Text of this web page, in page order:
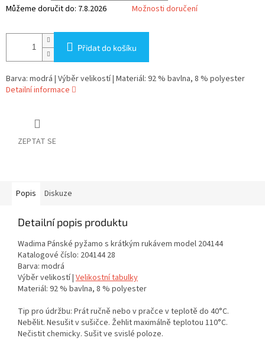
Můžeme doručit do: 7.8.2026 Možnosti doručení
Přidat do košíku
Barva: modrá | Výběr velikostí | Materiál: 92 % bavlna, 8 % polyester
Detailní informace
ZEPTAT SE
Popis Diskuze
Detailní popis produktu
Wadima Pánské pyžamo s krátkým rukávem model 204144
Katalogové číslo: 204144 28
Barva: modrá
Výběr velikostí | Velikostní tabulky
Materiál: 92 % bavlna, 8 % polyester
Tip pro údržbu: Prát ručně nebo v pračce v teplotě do 40°C.
Nebělit. Nesušit v sušičce. Žehlit maximálně teplotou 110°C.
Nečistit chemicky. Sušit ve svislé poloze.